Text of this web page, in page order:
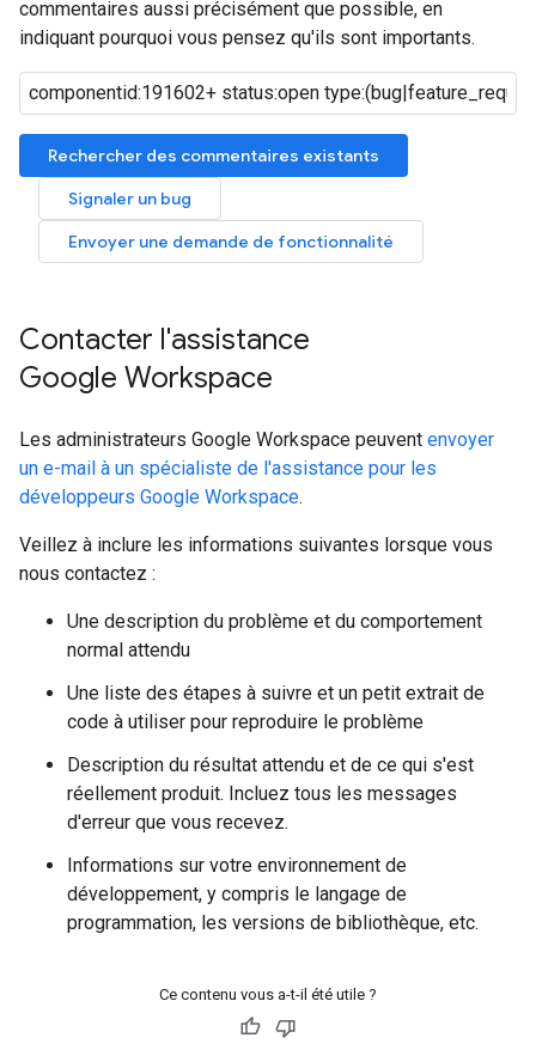
commentaires aussi précisément que possible, en
indiquant pourquoi vous pensez qu'ils sont importants.
Rechercher des commentaires existants
Signaler un bug
Envoyer une demande de fonctionnalité
Contacter l'assistance
Google Workspace
Les administrateurs Google Workspace peuvent envoyer
un e-mail à un spécialiste de l'assistance pour les
développeurs Google Workspace.
Veillez à inclure les informations suivantes lorsque vous
nous contactez :
Une description du problème et du comportement
normal attendu
Une liste des étapes à suivre et un petit extrait de
code à utiliser pour reproduire le problème
Description du résultat attendu et de ce qui s'est
réellement produit. Incluez tous les messages
d'erreur que vous recevez.
Informations sur votre environnement de
développement, y compris le langage de
programmation, les versions de bibliothèque, etc.
Ce contenu vous a-t-il été utile ?